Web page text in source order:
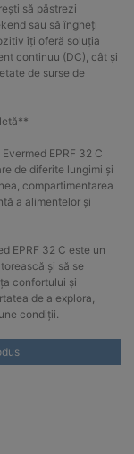
să păstrezi
sau să îngheți
îți oferă soluția
continuu (DC), cât și
de surse de
EPRF 32 C
de diferite lungimi și
compartimentarea
a alimentelor și
EPRF 32 C este un
și să se
confortului și
de a explora,
condiții.